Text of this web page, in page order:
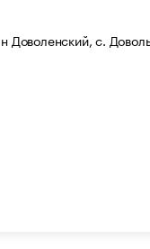
Доволенский, с.